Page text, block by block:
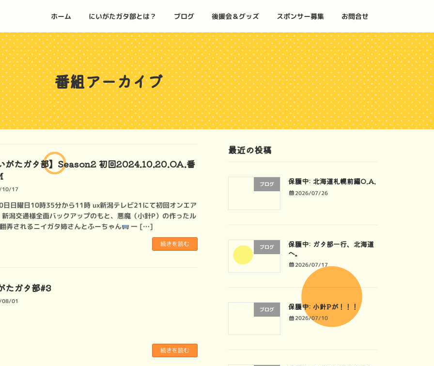
ホーム にいがたガタ部とは？ ブログ 後援会＆グッズ スポンサー募集 お問合せ
番組アーカイブ
いがたガタ部】Season2 初回2024.10.20.OA.番
10/17
日日曜日10時35分から11時 ux新潟テレビ21にて初回オンエア
新潟交通様全面バックアップのもと、悪魔（小針P）の作ったル
弄されるニイガタ姉さんとふーちゃん
一 […]
続きを読む
たガタ部#3
08/01
続きを読む
最近の投稿
ブログ 保護中: 北海道札幌前編O.A.
2026/07/26
ブログ
保護中: ガタ部一行、北海道
へ。
2026/07/17
ブログ 保護中: 小針Pが！！！
2026/07/10